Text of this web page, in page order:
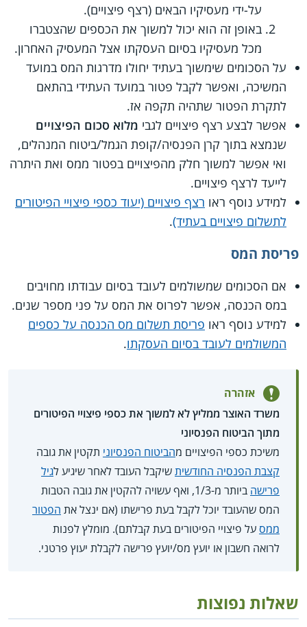
על-ידי מעסיקיו הבאים (רצף פיצויים).
באופן זה הוא יכול למשוך את הכספים שהצטברו
מכל מעסיקיו בסיום העסקתו אצל המעסיק האחרון.
על הסכומים שימשוך בעתיד יחולו מדרגות המס במועד
המשיכה, ואפשר לקבל פטור במועד העתידי בהתאם
לתקרת הפטור שתהיה תקפה אז.
אפשר לבצע רצף פיצויים לגבי מלוא סכום הפיצויים
שנמצא בתוך קרן הפנסיה/קופת הגמל/ביטוח המנהלים,
ואי אפשר למשוך חלק מהפיצויים בפטור ממס ואת היתרה
לייעד לרצף פיצויים.
למידע נוסף ראו רצף פיצויים (יעוד כספי פיצויי הפיטורים
לתשלום פיצויים בעתיד).
פריסת המס
אם הסכומים שמשולמים לעובד בסיום עבודתו מחויבים
במס הכנסה, אפשר לפרוס את המס על פני מספר שנים.
למידע נוסף ראו פריסת תשלום מס הכנסה על כספים
המשולמים לעובד בסיום העסקתו.
אזהרה
משרד האוצר ממליץ לא למשוך את כספי פיצויי הפיטורים
מתוך הביטוח הפנסיוני
משיכת כספי הפיצויים מהביטוח הפנסיוני תקטין את גובה
קצבת הפנסיה החודשיתשיקבל העובד לאחר שיגיע לגיל
פרישה
ביותר מ-1/3, ואף עשויה להקטין את גובה הטבות
המס שהעובד יוכל לקבל בעת פרישתו (אם ינצל את הפטור
ממסעל פיצויי הפיטורים בעת קבלתם). מומלץ לפנות
לרואה חשבון או יועץ מס/יועץ פרישה לקבלת יעוץ פרטני.
שאלות נפוצות